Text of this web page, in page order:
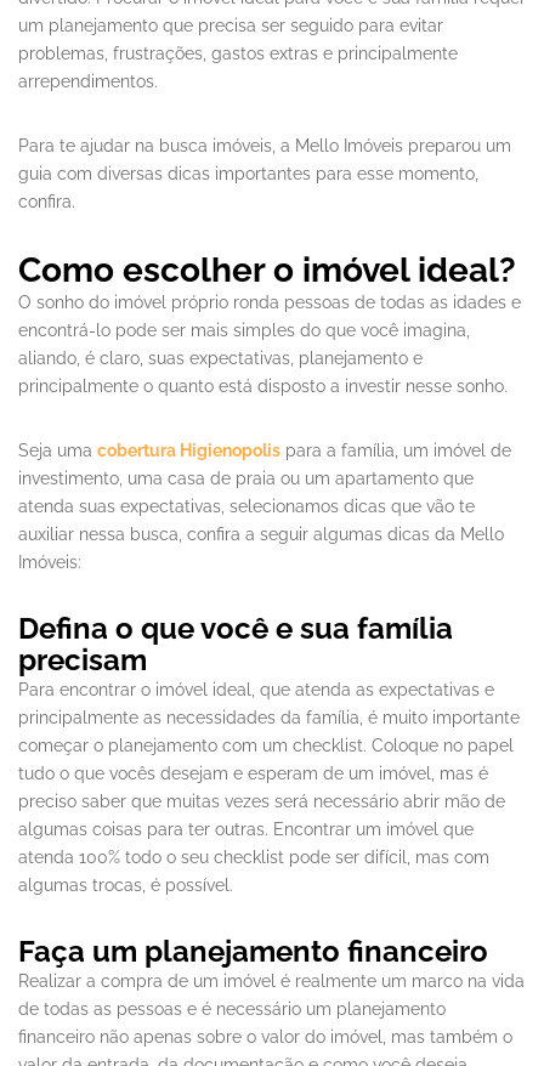
um planejamento que precisa ser seguido para evitar
problemas, frustrações, gastos extras e principalmente
arrependimentos.
Para te ajudar na busca imóveis, a Mello Imóveis preparou um
guia com diversas dicas importantes para esse momento,
confira.
Como escolher o imóvel ideal?
O sonho do imóvel próprio ronda pessoas de todas as idades e
encontrá-lo pode ser mais simples do que você imagina,
aliando, é claro, suas expectativas, planejamento e
principalmente o quanto está disposto a investir nesse sonho.
Seja uma cobertura Higienopolis para a família, um imóvel de
investimento, uma casa de praia ou um apartamento que
atenda suas expectativas, selecionamos dicas que vão te
auxiliar nessa busca, confira a seguir algumas dicas da Mello
Imóveis:
Defina o que você e sua família
precisam
Para encontrar o imóvel ideal, que atenda as expectativas e
principalmente as necessidades da família, é muito importante
começar o planejamento com um checklist. Coloque no papel
tudo o que vocês desejam e esperam de um imóvel, mas é
preciso saber que muitas vezes será necessário abrir mão de
algumas coisas para ter outras. Encontrar um imóvel que
atenda 100% todo o seu checklist pode ser difícil, mas com
algumas trocas, é possível.
Faça um planejamento financeiro
Realizar a compra de um imóvel é realmente um marco na vida
de todas as pessoas e é necessário um planejamento
financeiro não apenas sobre o valor do imóvel, mas também o